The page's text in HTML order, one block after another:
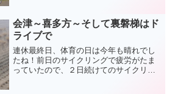
が、そんなことは感じられないくらい混
み合っていましたね。昼は...
会津～喜多方～そして裏磐梯はド
ライブで
連休最終日、体育の日は今年も晴れでし
たね！前日のサイクリングで疲労がたま
っていたので、２日続けてのサイクリン